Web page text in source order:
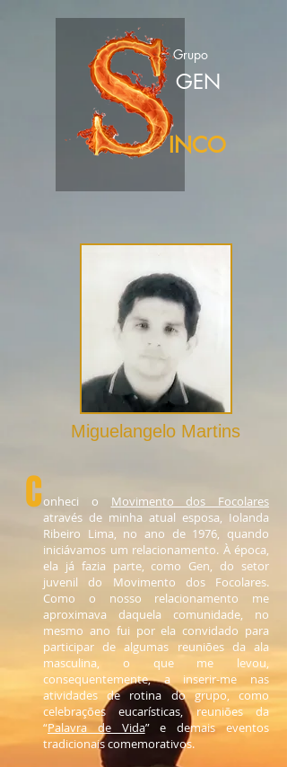
Grupo
INCO
GEN
Miguelangelo Martins
Conheci o Movimento dos Focolares
através de minha atual esposa, Iolanda
Ribeiro Lima, no ano de 1976, quando
iniciávamos um relacionamento. À época,
ela já fazia parte, como Gen, do setor
juvenil do Movimento dos Focolares.
Como o nosso relacionamento me
aproximava daquela comunidade, no
mesmo ano fui por ela convidado para
participar de algumas reuniões da ala
masculina, o que me levou,
consequentemente, a inserir-me nas
atividades de rotina do grupo, como
celebrações eucarísticas, reuniões da
“Palavra de Vida” e demais eventos
tradicionais comemorativos.